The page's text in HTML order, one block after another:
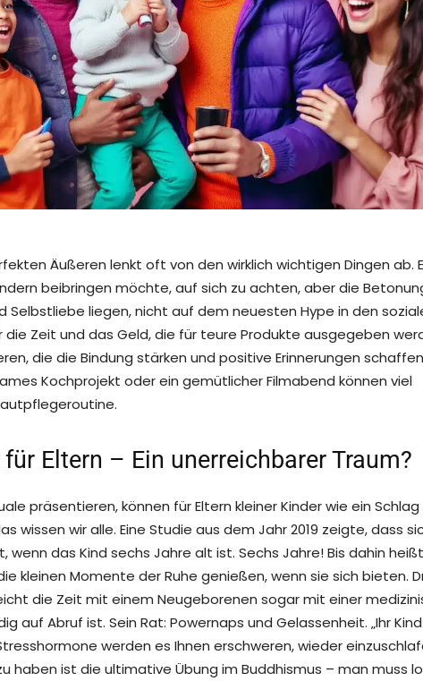
Äußeren lenkt oft von den wirklich wichtigen Dingen ab.
beibringen möchte, auf sich zu achten, aber die
Selbstliebe liegen, nicht auf dem neuesten Hype in den
Zeit und das Geld, die für teure Produkte ausgegeben
die die Bindung stärken und positive Erinnerungen
Kochprojekt oder ein gemütlicher Filmabend können viel
Eltern – Ein unerreichbarer Traum?
präsentieren, können für Eltern kleiner Kinder wie ein Schlag
wissen wir alle. Eine Studie aus dem Jahr 2019 zeigte, dass
wenn das Kind sechs Jahre alt ist. Sechs Jahre! Bis dahin
kleinen Momente der Ruhe genießen, wenn sie sich bieten.
die Zeit mit einem Neugeborenen sogar mit einer
auf Abruf ist. Sein Rat: Powernaps und Gelassenheit. „Ihr
werden es Ihnen erschweren, wieder
haben ist die ultimative Übung im Buddhismus – man muss